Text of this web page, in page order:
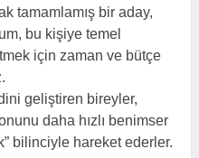
tamamlamış bir aday,
bu kişiye temel
için zaman ve bütçe
geliştiren bireyler,
daha hızlı benimser
bilinciyle hareket ederler.